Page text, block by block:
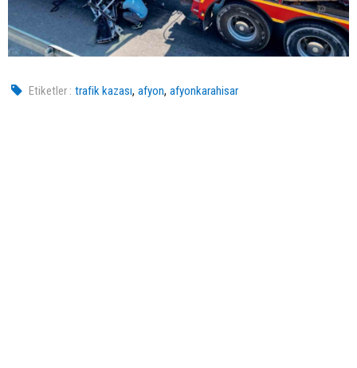
Etiketler : trafik kazası,afyon,afyonkarahisar